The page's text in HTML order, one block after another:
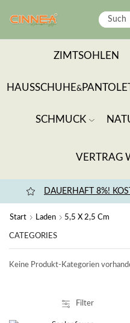
ZIMTSOHLEN
HAUSSCHUHE&
SCHMUCK
VERTRAG
DAUERHAFT 8%!
Start Laden 5,5 X 2,5 Cm
Filter
CATEGORIES
Keine Produkt-Kategorien